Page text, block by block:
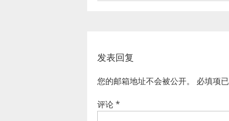
发表回复
您的邮箱地址不会被公开。 必填项
评论*